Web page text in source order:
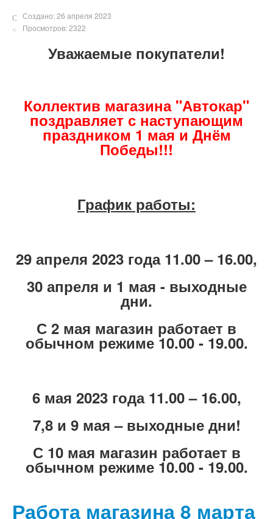
Создано: 26 апреля 2023
Просмотров: 2322
Уважаемые покупатели!
Коллектив магазина "Автокар"
поздравляет с наступающим
праздником 1 мая и Днём
Победы!!!
График работы:
29 апреля 2023 года 11.00 – 16.00,
30 апреля и 1 мая - выходные
дни.
С 2 мая магазин работает в
обычном режиме 10.00 - 19.00.
6 мая 2023 года 11.00 – 16.00,
7,8 и 9 мая – выходные дни!
С 10 мая магазин работает в
обычном режиме 10.00 - 19.00.
Работа магазина 8 марта